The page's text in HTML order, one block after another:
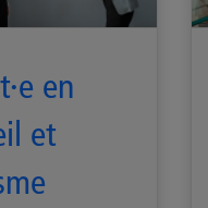
en
et